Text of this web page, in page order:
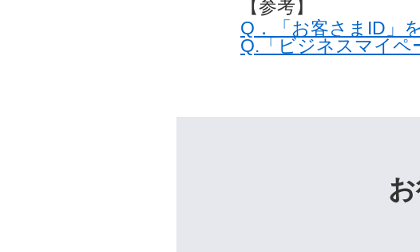
【参考】
Q．「お客さまID」
Q.「ビジネスマイペ